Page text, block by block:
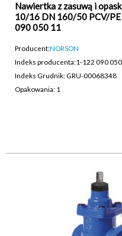
Nawiertka z zasuwą i
10/16 DN 160/50 PCV/
090 050 11
Producent:NORSON
Indeks producenta:1-122 090
Indeks Grudnik: GRU-00068348
Opakowania: 1